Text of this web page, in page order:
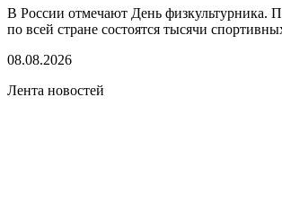
В России отмечают День физкультурника.
по всей стране состоятся тысячи
08.08.2026
Лента новостей